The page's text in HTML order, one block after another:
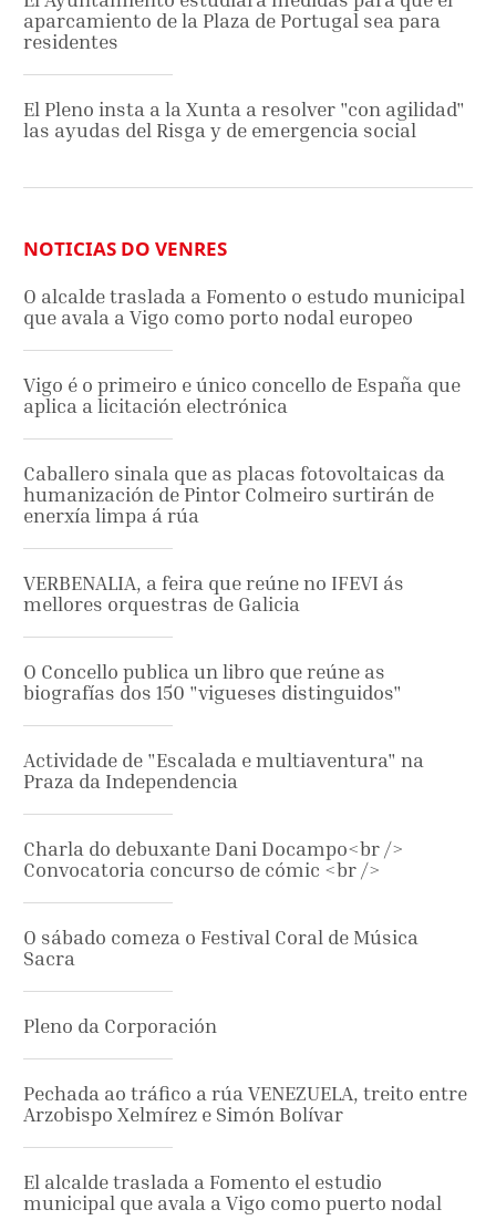
aparcamiento de la Plaza de Portugal sea para
residentes
El Pleno insta a la Xunta a resolver "con agilidad"
las ayudas del Risga y de emergencia social
NOTICIAS DO VENRES
O alcalde traslada a Fomento o estudo municipal
que avala a Vigo como porto nodal europeo
Vigo é o primeiro e único concello de España que
aplica a licitación electrónica
Caballero sinala que as placas fotovoltaicas da
humanización de Pintor Colmeiro surtirán de
enerxía limpa á rúa
VERBENALIA, a feira que reúne no IFEVI ás
mellores orquestras de Galicia
O Concello publica un libro que reúne as
biografías dos 150 "vigueses distinguidos"
Actividade de "Escalada e multiaventura" na
Praza da Independencia
Charla do debuxante Dani Docampo<br />
Convocatoria concurso de cómic <br />
O sábado comeza o Festival Coral de Música
Sacra
Pleno da Corporación
Pechada ao tráfico a rúa VENEZUELA, treito entre
Arzobispo Xelmírez e Simón Bolívar
El alcalde traslada a Fomento el estudio
municipal que avala a Vigo como puerto nodal